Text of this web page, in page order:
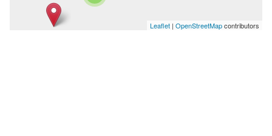
Leaflet | OpenStreetMapcontributors